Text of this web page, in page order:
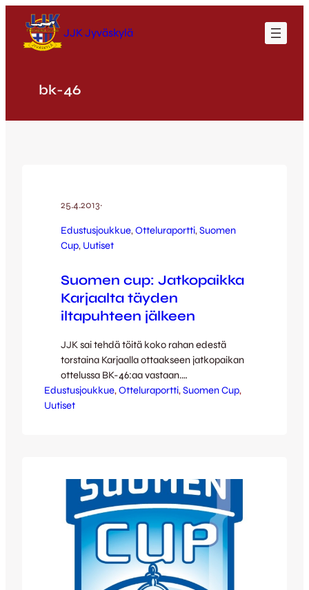
sisältöön
JJK Jyväskylä
bk-46
25.4.2013·
Edustusjoukkue, Otteluraportti, Suomen
Cup, Uutiset
Suomen cup: Jatkopaikka
Karjaalta täyden
iltapuhteen jälkeen
JJK sai tehdä töitä koko rahan edestä
torstaina Karjaalla ottaakseen jatkopaikan
ottelussa BK-46:aa vastaan.
Jatkoonmenijä haettiin lopulta
rangaistuspotkukisasta, jossa JJK oli
tärkeän torjunnan – BK:lta vain toppari
Jarno Kritz onnistui maalinteossa. Ottelun
kuvio…
Edustusjoukkue, Otteluraportti, Suomen Cup
Uutiset